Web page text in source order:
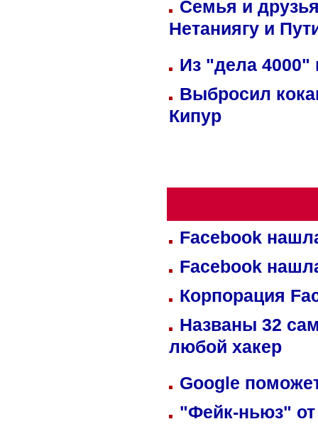
Семья и
Нетаниягу и
Из "дела 4000"
Выбросил
Кипур
Facebook
Facebook
Корпорация
Названы 32
любой хакер
Google
"Фейк-ньюз" от